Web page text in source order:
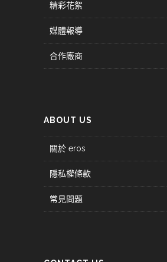
精彩花絮
媒體報導
合作廠商
ABOUT US
關於 eros
隱私權條款
常見問題